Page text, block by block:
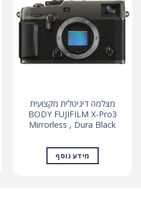
מצלמה דיגיטלית מקצועית
BODY FUJIFILM X-Pro3
Mirrorless , Dura Black
מידע נוסף